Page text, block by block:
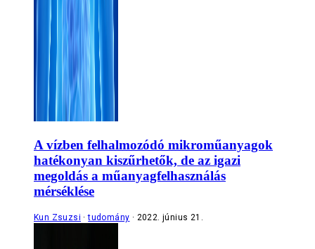
A vízben felhalmozódó mikroműanyagok
hatékonyan kiszűrhetők, de az igazi
megoldás a műanyagfelhasználás
mérséklése
Kun Zsuzsi tudomány 2022. június 21.